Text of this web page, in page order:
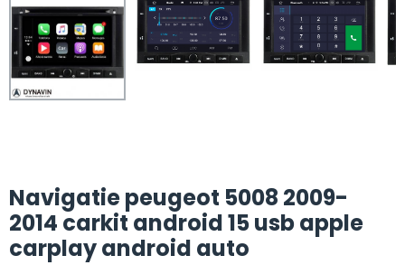
Navigatie peugeot 5008 2009-
2014 carkit android 15 usb apple
carplay android auto